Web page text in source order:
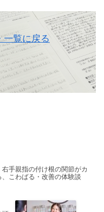
覧に戻る
右手親指の付け根の関節がカ
、こわばる・改善の体験談